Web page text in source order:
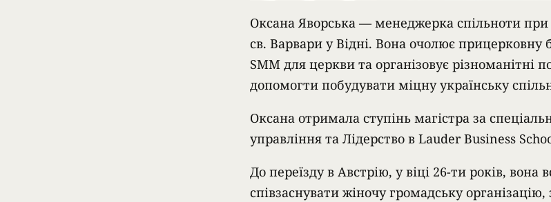
Оксана Яворська — менеджерка спільноти при
св. Варвари у Відні. Вона очолює прицерковну
SMM для церкви та організовує різноманітні
допомогти побудувати міцну українську
Оксана отримала ступінь магістра за
управління та Лідерство в Lauder Business
До переїзду в Австрію, у віці 26-ти років, вона
співзаснувати жіночу громадську